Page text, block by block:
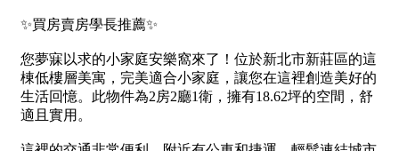
嘉義縣
台南市
高雄市
澎湖縣
40~50 坪
60~70 坪 70~80 坪
80坪以上